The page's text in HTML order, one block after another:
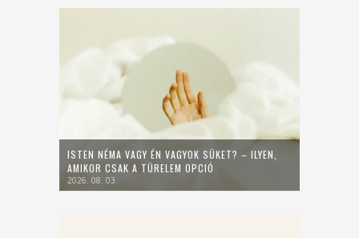
ISTEN NÉMA VAGY ÉN VAGYOK SÜKET? – ILYEN,
AMIKOR CSAK A TÜRELEM OPCIÓ
2026. 08. 03.